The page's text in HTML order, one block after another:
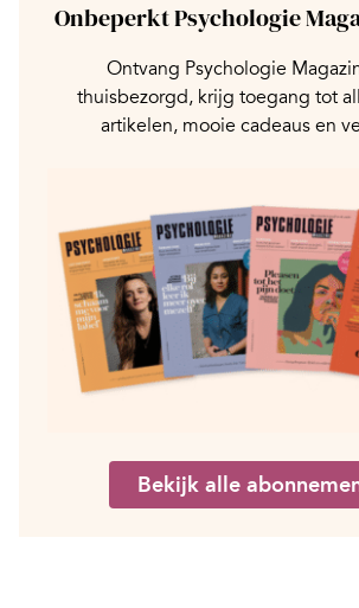
Onbeperkt Psychologie
Ontvang Psychologie
thuisbezorgd, krijg toegang tot
artikelen, mooie cadeaus en
Bekijk alle